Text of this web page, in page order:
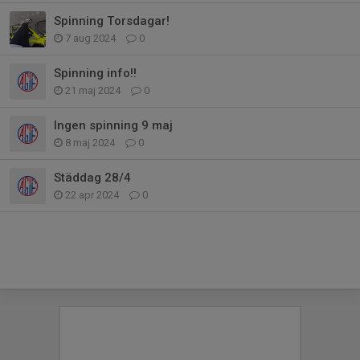
Spinning Torsdagar!
7 aug 2024 0
Spinning info!!
21 maj 2024 0
Ingen spinning 9 maj
8 maj 2024 0
Städdag 28/4
22 apr 2024 0